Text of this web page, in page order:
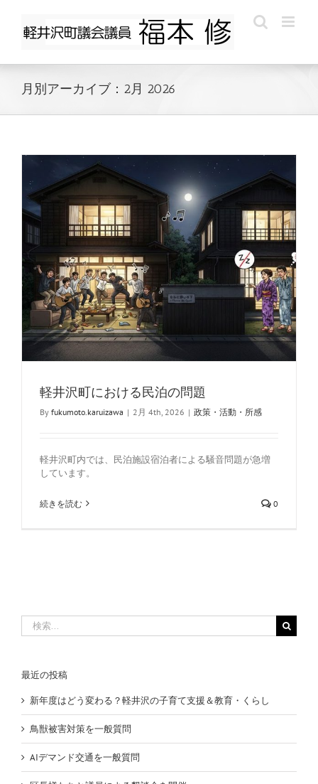
content
月別アーカイブ： 2月 2026
軽井沢町における民泊の問題
By fukumoto.karuizawa | 2月 4th, 2026 | 政策・活動・所感
軽井沢町内では、民泊施設宿泊者による騒音問題が急増
しています。
続きを読む 0
索
最近の投稿
新年度はどう変わる？軽井沢の子育て支援＆教育・くらし
鳥獣被害対策を一般質問
AIデマンド交通を一般質問